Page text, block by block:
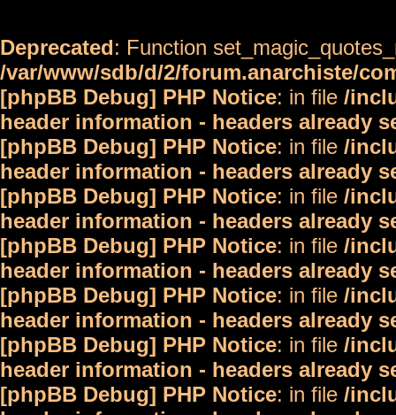
Deprecated: Function
/var/www/sdb/d/2/forum.anarchiste/
[phpBB Debug] PHP Notice: in file /
header information - headers already
[phpBB Debug] PHP Notice: in file /
header information - headers already
[phpBB Debug] PHP Notice: in file /
header information - headers already
[phpBB Debug] PHP Notice: in file /
header information - headers already
[phpBB Debug] PHP Notice: in file /
header information - headers already
[phpBB Debug] PHP Notice: in file /
header information - headers already
[phpBB Debug] PHP Notice: in file /